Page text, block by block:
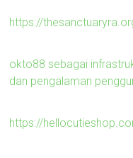
https://
okto88 sebagai
dan pengalaman
https://